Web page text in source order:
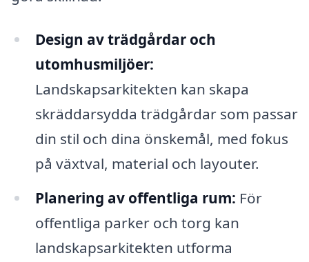
Design av trädgårdar och
utomhusmiljöer:
Landskapsarkitekten kan skapa
skräddarsydda trädgårdar som passar
din stil och dina önskemål, med fokus
på växtval, material och layouter.
Planering av offentliga rum: För
offentliga parker och torg kan
landskapsarkitekten utforma